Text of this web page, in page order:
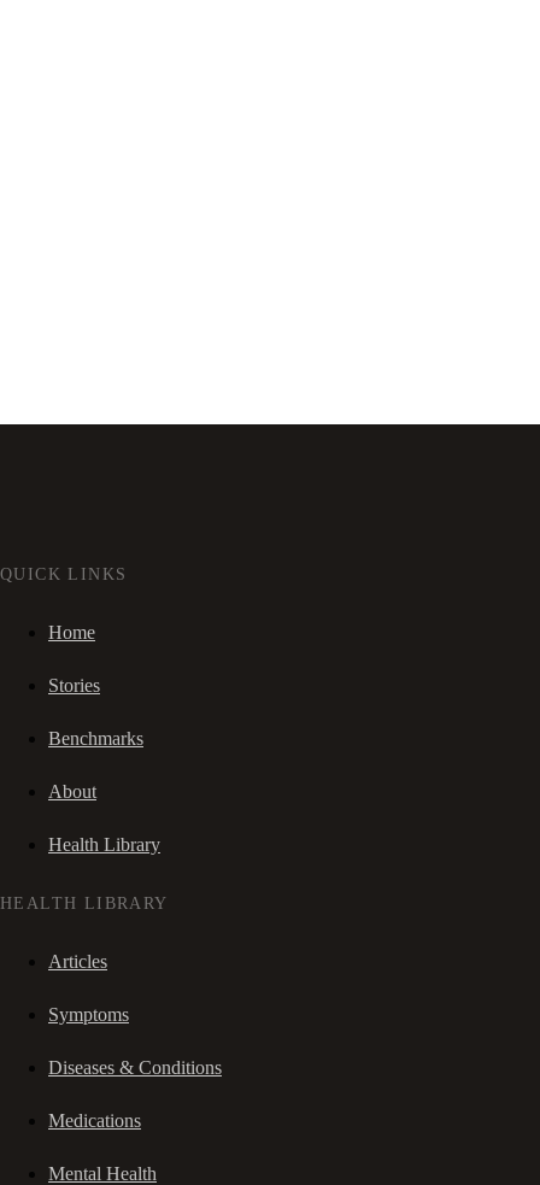
QUICK LINKS
Home
Stories
Benchmarks
About
Health Library
HEALTH LIBRARY
Articles
Symptoms
Diseases & Conditions
Medications
Mental Health